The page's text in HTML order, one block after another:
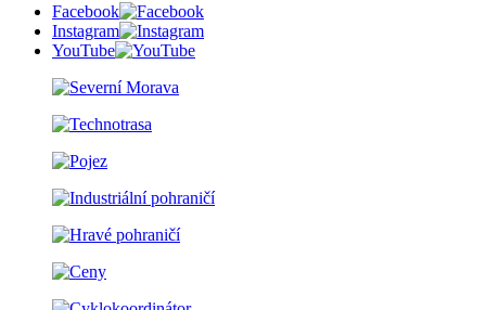
Facebook
Instagram
YouTube